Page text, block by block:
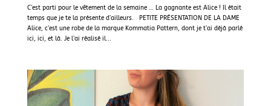
C’est parti pour le vêtement de la semaine … La gagnante est Alice ! Il était
temps que je te la présente d’ailleurs. PETITE PRÉSENTATION DE LA DAME
Alice, c’est une robe de la marque Kommatia Pattern, dont je t’ai déjà parlé
ici, ici, et là. Je l’ai réalisé il...